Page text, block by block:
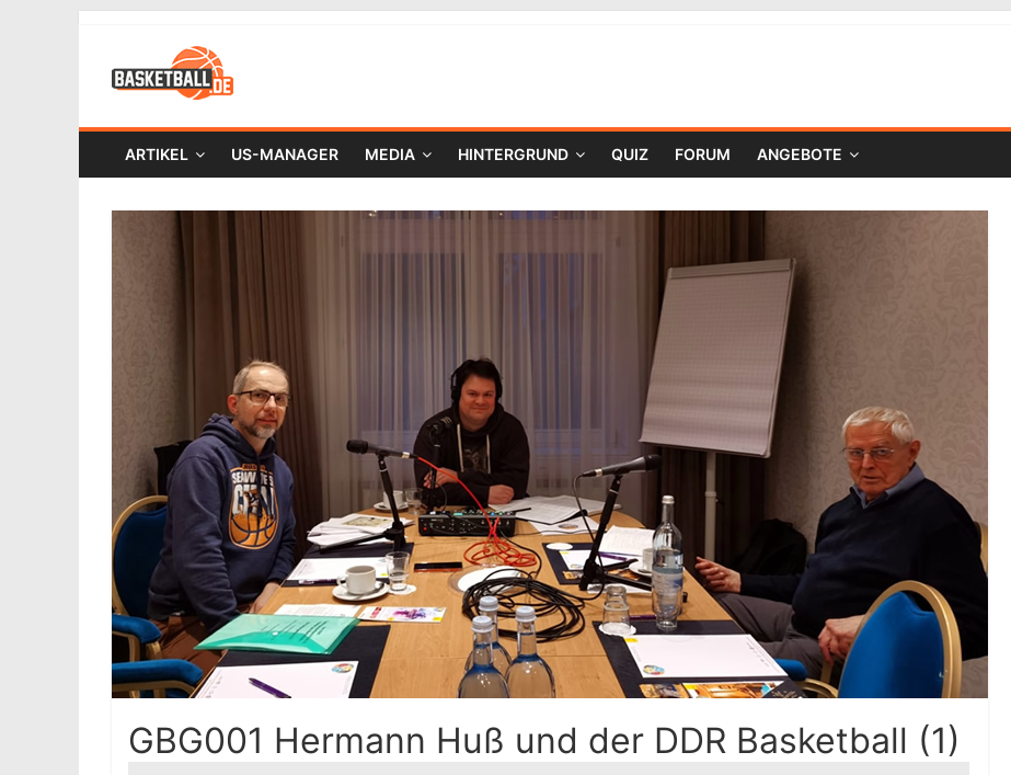
ARTIKEL US-MANAGER MEDIA HINTERGRUND QUIZ FORUM ANGEBOTE
GBG001 Hermann Huß und der DDR Basketball (1)